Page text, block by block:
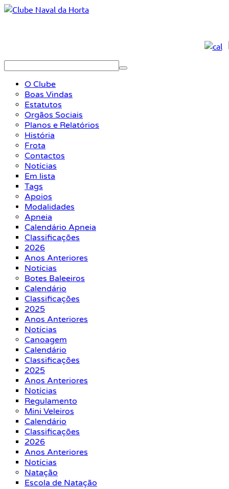
O Clube
Boas Vindas
Estatutos
Orgãos Sociais
Planos e Relatórios
História
Frota
Contactos
Notícias
Em lista
Tags
Apoios
Modalidades
Apneia
Calendário Apneia
Classificações
2026
Anos Anteriores
Notícias
Botes Baleeiros
Calendário
Classificações
2025
Anos Anteriores
Notícias
Canoagem
Calendário
Classificações
2025
Anos Anteriores
Notícias
Regulamento
Mini Veleiros
Calendário
Classificações
2026
Anos Anteriores
Notícias
Natação
Escola de Natação